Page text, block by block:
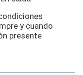
y cuando
presente